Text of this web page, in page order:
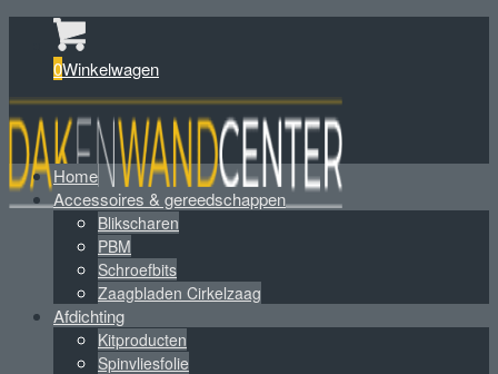
0Winkelwagen
Home
Accessoires & gereedschappen
Blikscharen
PBM
Schroefbits
Zaagbladen Cirkelzaag
Afdichting
Kitproducten
Spinvliesfolie